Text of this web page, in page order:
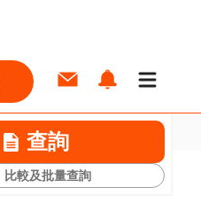
查詢
比較及批量查詢